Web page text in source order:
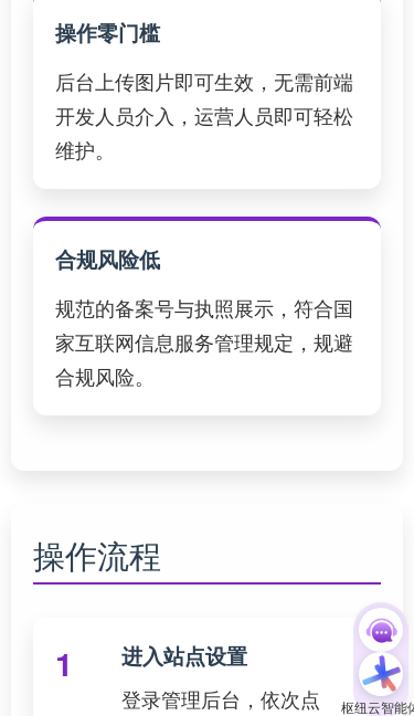
操作零门槛
后台上传图片即可生效，无需前端
开发人员介入，运营人员即可轻松
维护。
合规风险低
规范的备案号与执照展示，符合国
家互联网信息服务管理规定，规避
合规风险。
操作流程
1 进入站点设置
登录管理后台，依次点